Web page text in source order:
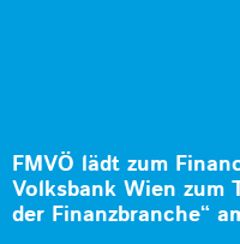
FMVÖ lädt zum
Volksbank Wien zum
der Finanzbranche“